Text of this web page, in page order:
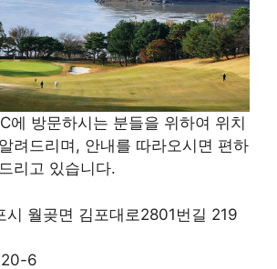
에 방문하시는 분들을 위하여 위치
려드리며, 안내를 따라오시면 편하
리고 있습니다.
시 월곶면 김포대로2801번길 219
6